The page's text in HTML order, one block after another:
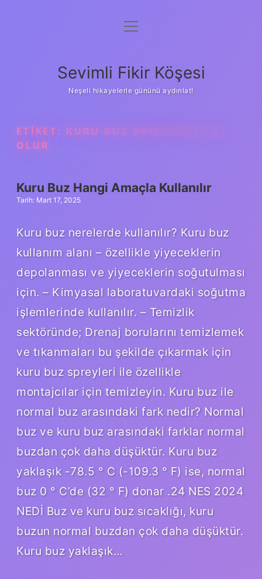
Anasayfa
Yasal Uyarı
menüyü
Sevimli Fikir Köşesi
Neşeli hikayelerle gününü aydınlat!
ETIKET: KURU BUZ ERIDIĞINDE NE
OLUR
Kuru Buz Hangi Amaçla Kullanılır
Tarih: Mart 17, 2025
Kuru buz nerelerde kullanılır? Kuru buz
kullanım alanı – özellikle yiyeceklerin
depolanması ve yiyeceklerin soğutulması
için. – Kimyasal laboratuvardaki soğutma
işlemlerinde kullanılır. – Temizlik
sektöründe; Drenaj borularını temizlemek
ve tıkanmaları bu şekilde çıkarmak için
kuru buz spreyleri ile özellikle
montajcılar için temizleyin. Kuru buz ile
normal buz arasındaki fark nedir? Normal
buz ve kuru buz arasındaki farklar normal
buzdan çok daha düşüktür. Kuru buz
yaklaşık -78.5 ° C (-109.3 ° F) ise, normal
buz 0 ° C’de (32 ° F) donar .24 NES 2024
NEDİ Buz ve kuru buz sıcaklığı, kuru
buzun normal buzdan çok daha düşüktür.
Kuru buz yaklaşık…